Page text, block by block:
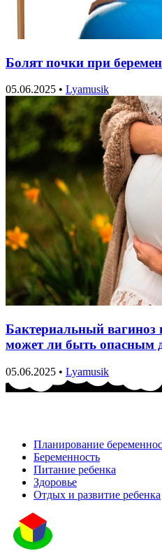
Болят почки при
05.06.2025 • Lyamusik
Бактериальный вагиноз
может ли быть опасным
05.06.2025 • Lyamusik
Планирование
Беременность
Питание ребенка
Здоровье
Отдых и развитие ребенка